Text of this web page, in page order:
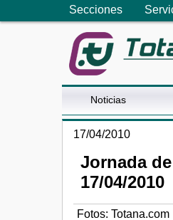
Secciones
Noticias
17/04/2010
Jornada
17/04/2010
Fotos: Totana.com